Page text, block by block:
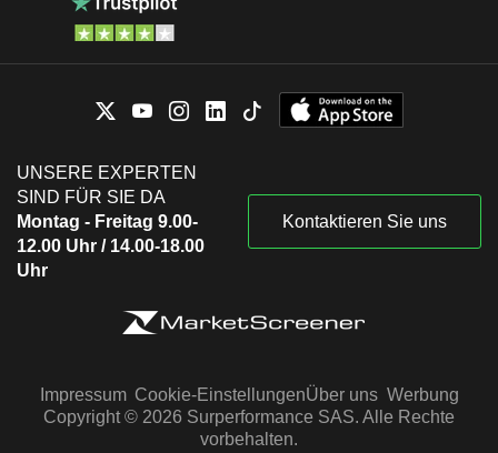
UNSERE EXPERTEN
SIND FÜR SIE DA
Montag - Freitag 9.00-
12.00 Uhr / 14.00-18.00
Uhr
Kontaktieren Sie uns
Impressum Cookie-EinstellungenÜber uns Werbung
Copyright © 2026 Surperformance SAS. Alle Rechte
vorbehalten.